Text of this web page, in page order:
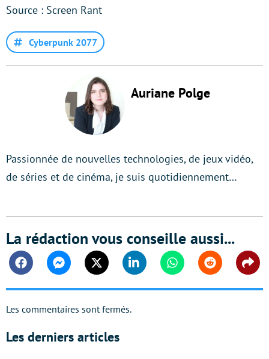
Source : Screen Rant
Cyberpunk 2077
Auriane Polge
Passionnée de nouvelles technologies, de jeux vidéo,
de séries et de cinéma, je suis quotidiennement…
La rédaction vous conseille aussi...
FacebookMessengerTwitter Linkedin WhatsappReddit
Les commentaires sont fermés.
Les derniers articles